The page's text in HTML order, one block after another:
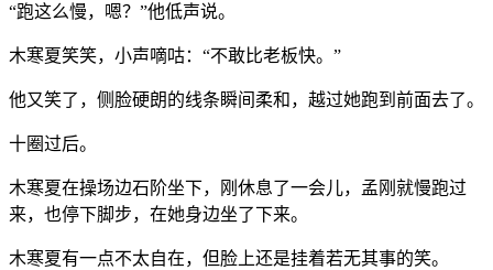
“跑这么慢，嗯？”他低声说。
木寒夏笑笑，小声嘀咕：“不敢比老板快。”
他又笑了，侧脸硬朗的线条瞬间柔和，越过她跑到前面去了。
十圈过后。
木寒夏在操场边石阶坐下，刚休息了一会儿，孟刚就慢跑过
来，也停下脚步，在她身边坐了下来。
木寒夏有一点不太自在，但脸上还是挂着若无其事的笑。